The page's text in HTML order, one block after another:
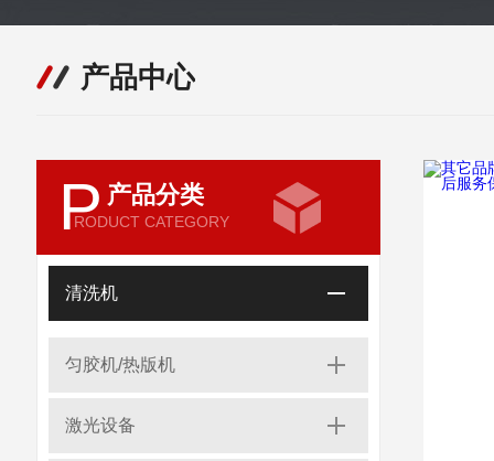
产品中心
P 产品分类
RODUCT CATEGORY
清洗机
匀胶机/热版机
激光设备